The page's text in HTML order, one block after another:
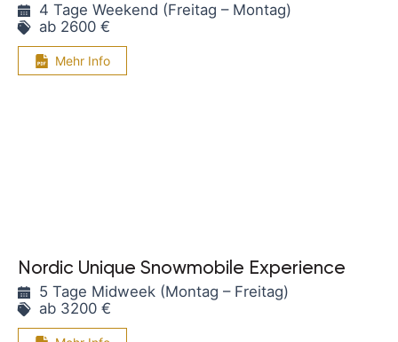
4 Tage Weekend (Freitag – Montag)
ab 2600 €
Mehr Info
Nordic Unique Snowmobile Experience
5 Tage Midweek (Montag – Freitag)
ab 3200 €